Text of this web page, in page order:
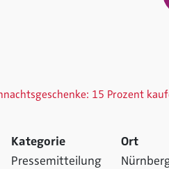
15 Prozent
Kategorie
Pressemitteilung
Ort